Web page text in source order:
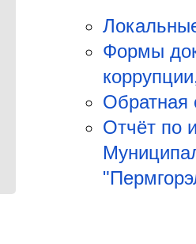
Формы
Обратная
Отчёт по